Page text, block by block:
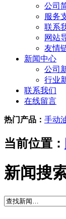
公司
服务
联系
网站
友情
新闻中心
公司
行业
联系我们
在线留言
热门产品： 手动
当前位置：
新闻搜